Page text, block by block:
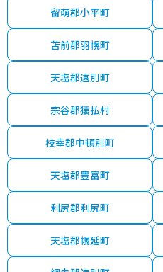
留萌郡小平町
苫前郡羽幌町
天塩郡遠別町
宗谷郡猿払村
枝幸郡中頓別町
天塩郡豊富町
利尻郡利尻町
天塩郡幌延町